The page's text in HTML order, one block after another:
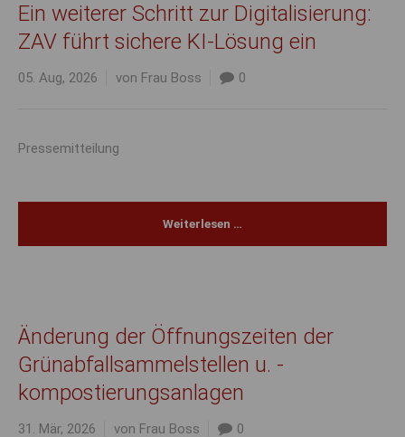
Ein weiterer Schritt zur Digitalisierung:
ZAV führt sichere KI-Lösung ein
05. Aug, 2026 von Frau Boss 0
Pressemitteilung
Weiterlesen …
Änderung der Öffnungszeiten der
Grünabfallsammelstellen u. -
kompostierungsanlagen
31. Mär, 2026 von Frau Boss 0